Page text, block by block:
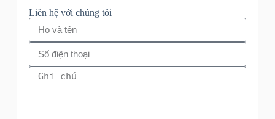
Liên hệ với chúng tôi